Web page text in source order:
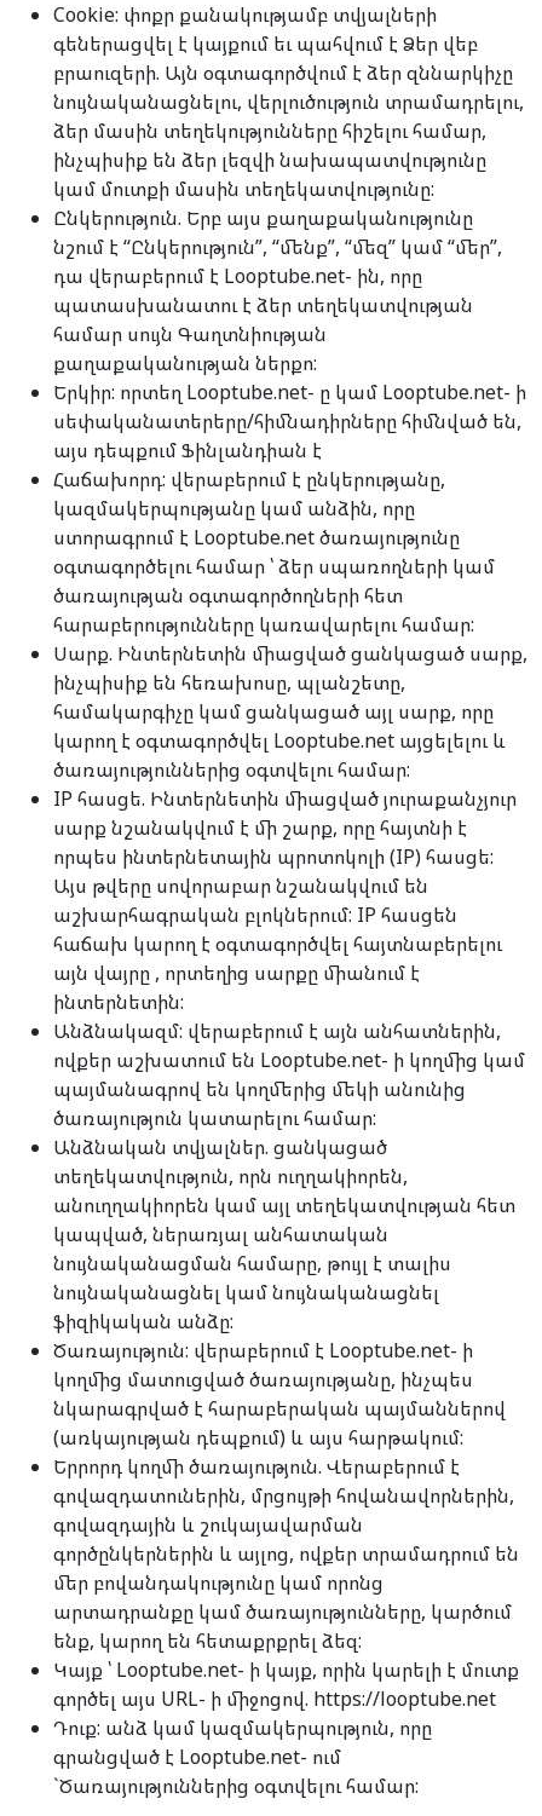
Cookie: փոքր քանակությամբ տվյալների
գեներացվել է կայքում եւ պահվում է Ձեր վեբ
բրաուզերի. Այն օգտագործվում է ձեր զննարկիչը
նույնականացնելու, վերլուծություն տրամադրելու,
ձեր մասին տեղեկությունները հիշելու համար,
ինչպիսիք են ձեր լեզվի նախապատվությունը
կամ մուտքի մասին տեղեկատվությունը:
Ընկերություն. Երբ այս քաղաքականությունը
նշում է “Ընկերություն”, “մենք”, “մեզ” կամ “մեր”,
դա վերաբերում է Looptube.net- ին, որը
պատասխանատու է ձեր տեղեկատվության
համար սույն Գաղտնիության
քաղաքականության ներքո:
Երկիր: որտեղ Looptube.net- ը կամ Looptube.net- ի
սեփականատերերը/հիմնադիրները հիմնված են,
այս դեպքում Ֆինլանդիան է
Հաճախորդ: վերաբերում է ընկերությանը,
կազմակերպությանը կամ անձին, որը
ստորագրում է Looptube.net ծառայությունը
օգտագործելու համար ՝ ձեր սպառողների կամ
ծառայության օգտագործողների հետ
հարաբերությունները կառավարելու համար:
Սարք. Ինտերնետին միացված ցանկացած սարք,
ինչպիսիք են հեռախոսը, պլանշետը,
համակարգիչը կամ ցանկացած այլ սարք, որը
կարող է օգտագործվել Looptube.net այցելելու և
ծառայություններից օգտվելու համար:
IP հասցե. Ինտերնետին միացված յուրաքանչյուր
սարք նշանակվում է մի շարք, որը հայտնի է
որպես ինտերնետային պրոտոկոլի (IP) հասցե:
Այս թվերը սովորաբար նշանակվում են
աշխարհագրական բլոկներում: IP հասցեն
հաճախ կարող է օգտագործվել հայտնաբերելու
այն վայրը , որտեղից սարքը միանում է
ինտերնետին:
Անձնակազմ: վերաբերում է այն անհատներին,
ովքեր աշխատում են Looptube.net- ի կողմից կամ
պայմանագրով են կողմերից մեկի անունից
ծառայություն կատարելու համար:
Անձնական տվյալներ. ցանկացած
տեղեկատվություն, որն ուղղակիորեն,
անուղղակիորեն կամ այլ տեղեկատվության հետ
կապված, ներառյալ անհատական
նույնականացման համարը, թույլ է տալիս
նույնականացնել կամ նույնականացնել
ֆիզիկական անձը:
Ծառայություն: վերաբերում է Looptube.net- ի
կողմից մատուցված ծառայությանը, ինչպես
նկարագրված է հարաբերական պայմաններով
(առկայության դեպքում) և այս հարթակում:
Երրորդ կողմի ծառայություն. Վերաբերում է
գովազդատուներին, մրցույթի հովանավորներին,
գովազդային և շուկայավարման
գործընկերներին և այլոց, ովքեր տրամադրում են
մեր բովանդակությունը կամ որոնց
արտադրանքը կամ ծառայությունները, կարծում
ենք, կարող են հետաքրքրել ձեզ:
Կայք ՝ Looptube.net- ի կայք, որին կարելի է մուտք
գործել այս URL- ի միջոցով. https://looptube.net
Դուք: անձ կամ կազմակերպություն, որը
գրանցված է Looptube.net- ում
`Ծառայություններից օգտվելու համար: